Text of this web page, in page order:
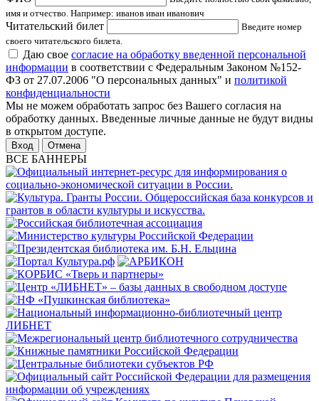
имя и отчество. Например: иванов иван иванович
Читательский билет
Введите номер
своего читательского билета.
Даю свое согласие на обработку введенной персональной
информации в соответствии с Федеральным Законом №152-
ФЗ от 27.07.2006 "О персональных данных" и политикой
конфиденциальности
Мы не можем обработать запрос без Вашего согласия на
обработку данных. Введенные личные данные не будут видны
в открытом доступе.
Отмена
ВСЕ БАННЕРЫ